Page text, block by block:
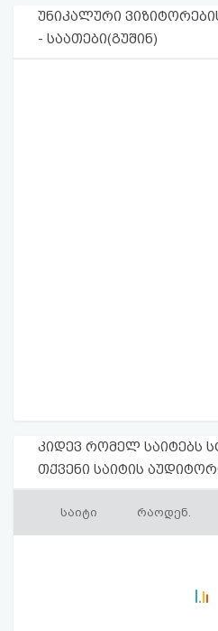
უნიკალური
- საათები(გუშინ)
კიდევ რომელ საიტებს
თქვენი საიტის
საიტი რაოდენ.